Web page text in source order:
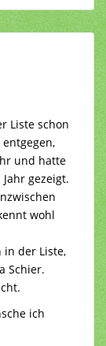
Liste schon
und hatte
gezeigt.
wohl
in der Liste,
Schier.
ich